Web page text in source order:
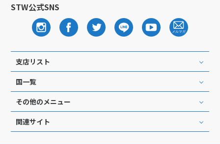
STW公式SNS
支店リスト
国一覧
その他のメニュー
関連サイト